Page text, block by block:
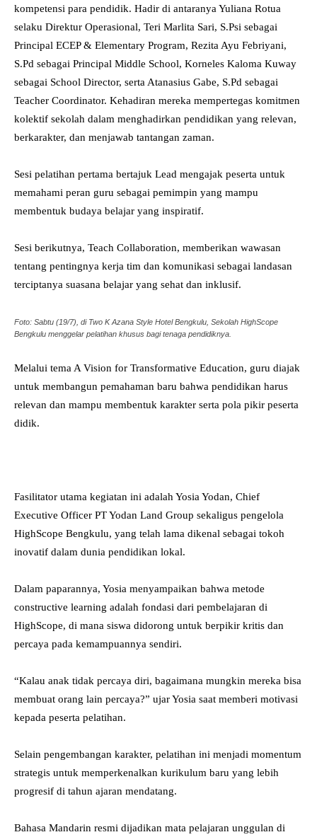
kompetensi para pendidik. Hadir di antaranya Yuliana Rotua
selaku Direktur Operasional, Teri Marlita Sari, S.Psi sebagai
Principal ECEP & Elementary Program, Rezita Ayu Febriyani,
S.Pd sebagai Principal Middle School, Korneles Kaloma Kuway
sebagai School Director, serta Atanasius Gabe, S.Pd sebagai
Teacher Coordinator. Kehadiran mereka mempertegas komitmen
kolektif sekolah dalam menghadirkan pendidikan yang relevan,
berkarakter, dan menjawab tantangan zaman.
Sesi pelatihan pertama bertajuk Lead mengajak peserta untuk
memahami peran guru sebagai pemimpin yang mampu
membentuk budaya belajar yang inspiratif.
Sesi berikutnya, Teach Collaboration, memberikan wawasan
tentang pentingnya kerja tim dan komunikasi sebagai landasan
terciptanya suasana belajar yang sehat dan inklusif.
Foto: Sabtu (19/7), di Two K Azana Style Hotel Bengkulu, Sekolah HighScope
Bengkulu menggelar pelatihan khusus bagi tenaga pendidiknya.
Melalui tema A Vision for Transformative Education, guru diajak
untuk membangun pemahaman baru bahwa pendidikan harus
relevan dan mampu membentuk karakter serta pola pikir peserta
didik.
Fasilitator utama kegiatan ini adalah Yosia Yodan, Chief
Executive Officer PT Yodan Land Group sekaligus pengelola
HighScope Bengkulu, yang telah lama dikenal sebagai tokoh
inovatif dalam dunia pendidikan lokal.
Dalam paparannya, Yosia menyampaikan bahwa metode
constructive learning adalah fondasi dari pembelajaran di
HighScope, di mana siswa didorong untuk berpikir kritis dan
percaya pada kemampuannya sendiri.
“Kalau anak tidak percaya diri, bagaimana mungkin mereka bisa
membuat orang lain percaya?” ujar Yosia saat memberi motivasi
kepada peserta pelatihan.
Selain pengembangan karakter, pelatihan ini menjadi momentum
strategis untuk memperkenalkan kurikulum baru yang lebih
progresif di tahun ajaran mendatang.
Bahasa Mandarin resmi dijadikan mata pelajaran unggulan di